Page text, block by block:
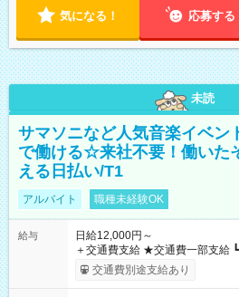
気になる！ 応募する
未読
サマソニなど人気音楽イベン
で働ける☆来社不要！働いた
える日払い/T1
アルバイト 職種未経験OK
給与
日給12,000円～
＋交通費支給 ★交通費一部支給 ┗1日500円を超えた分は全額支
給！ ※往復500円以内の方は自己負担とな
（規定あり） ┗働いたその日に
交通費別途支給あり